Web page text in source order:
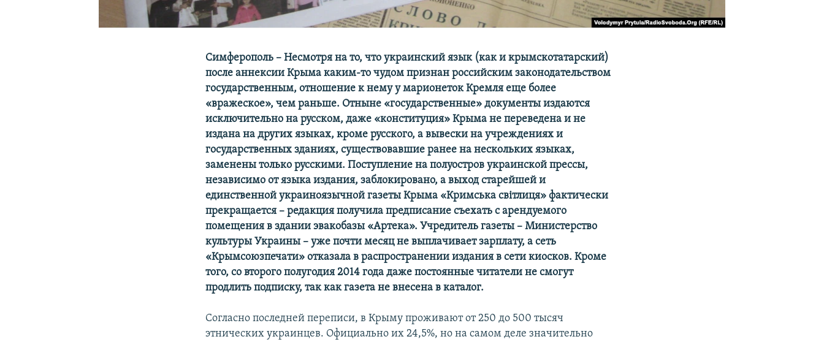
Симферополь – Несмотря на то, что украинский язык (как и крымскотатарский)
после аннексии Крыма каким-то чудом признан российским законодательством
государственным, отношение к нему у марионеток Кремля еще более
«вражеское», чем раньше. Отныне «государственные» документы издаются
исключительно на русском, даже «конституция» Крыма не переведена и не
издана на других языках, кроме русского, а вывески на учреждениях и
государственных зданиях, существовавшие ранее на нескольких языках,
заменены только русскими. Поступлениена полуостровукраинской прессы,
независимо от языка издания, заблокировано, а выход старейшей и
единственной украиноязычной газеты Крыма «Кримська світлиця» фактически
прекращается – редакция получила предписание съехать с арендуемого
помещения в здании эвакобазы «Артека». Учредитель газеты – Министерство
культуры Украины – уже почти месяц не выплачивает зарплату, а сеть
«Крымсоюзпечати» отказала в распространении издания в сети киосков. Кроме
того, со второго полугодия 2014 года даже постоянные читатели не смогут
продлить подписку, так как газета не внесена в каталог.
Согласно последней переписи, в Крыму проживают от 250 до 500 тысяч
этнических украинцев. Официально их 24,5%, но на самом деле значительно